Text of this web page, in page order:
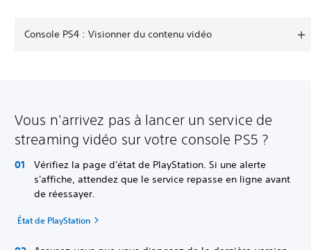
Console PS4 : Visionner du contenu vidéo
Vous n'arrivez pas à lancer un service de
streaming vidéo sur votre console PS5 ?
Vérifiez la page d'état de PlayStation. Si une alerte
s'affiche, attendez que le service repasse en ligne avant
de réessayer.
État de PlayStation